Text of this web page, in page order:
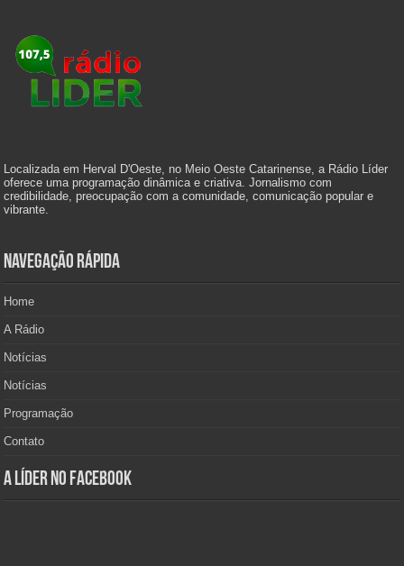
Localizada em Herval D'Oeste, no Meio Oeste Catarinense, a Rádio Líder
oferece uma programação dinâmica e criativa. Jornalismo com
credibilidade, preocupação com a comunidade, comunicação popular e
vibrante.
Navegação Rápida
Home
A Rádio
Notícias
Notícias
Programação
Contato
A Líder no Facebook